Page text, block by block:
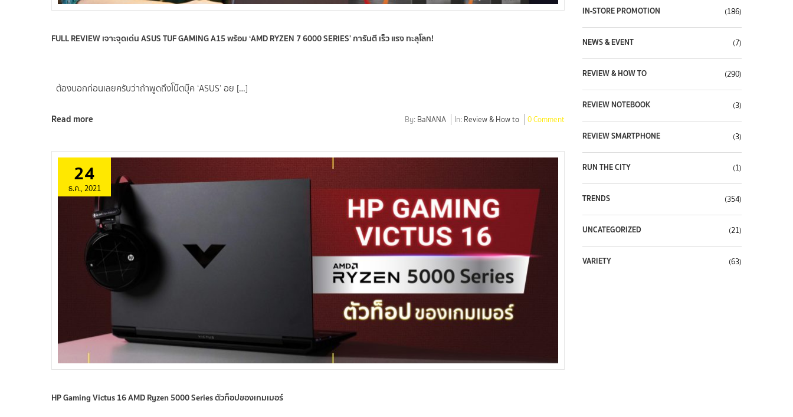
FULL REVIEW เจาะจุดเด่น ASUS TUF GAMING A15 พร้อม ‘AMD RYZEN 7 6000 SERIES’ การันตี เร็ว แรง ทะลุโลก!
ต้องบอกก่อนเลยครับว่าถ้าพูดถึงโน๊ตบุ๊ค ‘ASUS’ อย […]
Read more By: BaNANA In: Review & How to 0 Comment
24
ธ.ค., 2021
HP Gaming Victus 16 AMD Ryzen 5000 Series ตัวท็อปของเกมเมอร์
IN-STORE PROMOTION (186)
NEWS & EVENT (7)
REVIEW & HOW TO (290)
REVIEW NOTEBOOK (3)
REVIEW SMARTPHONE (3)
RUN THE CITY (1)
TRENDS (354)
UNCATEGORIZED (21)
VARIETY (63)